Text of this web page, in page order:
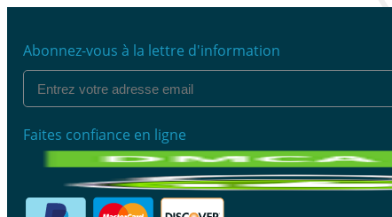
Abonnez-vous à la lettre d'information
Faites confiance en ligne